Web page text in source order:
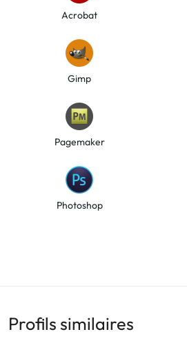
Acrobat
Gimp
Pagemaker
Photoshop
Profils similaires